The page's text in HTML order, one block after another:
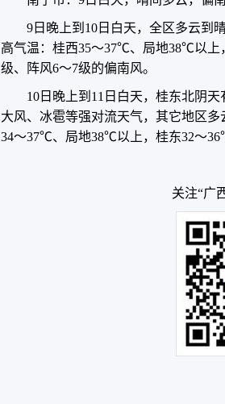
9日晚上到10日白天，全区多云到
高气温：桂西35～37℃、局地38℃以上
级、阵风6～7级的偏南风。
10日晚上到11日白天，桂东北阴
大风、冰雹等强对流天气，其它地区
34～37℃、局地38℃以上，桂东32～
关注“广